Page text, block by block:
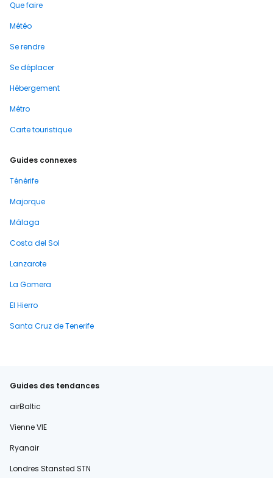
Que faire
Météo
Se rendre
Se déplacer
Hébergement
Métro
Carte touristique
Guides connexes
Ténérife
Majorque
Málaga
Costa del Sol
Lanzarote
La Gomera
El Hierro
Santa Cruz de Tenerife
Guides des tendances
airBaltic
Vienne VIE
Ryanair
Londres Stansted STN